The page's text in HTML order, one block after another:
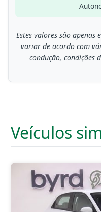
Estes valores são
variar de acordo com
condução, condições
Veículos